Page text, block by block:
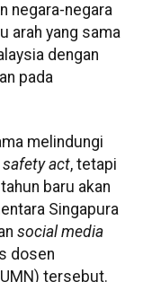
negara-negara
arah yang sama
dengan
pada
melindungi
safety act, tetapi
baru akan
Singapura
social media
dosen
tersebut.